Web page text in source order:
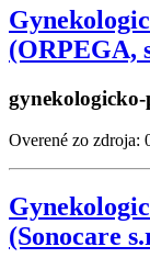
(ORPEGA,
Overené zo zdroja:
(Sonocare